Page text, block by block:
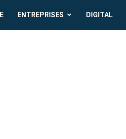
ENTREPRISES DIGITAL